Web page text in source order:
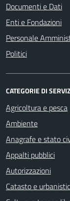
Documenti e Dati
Enti e Fondazioni
Personale
Politici
CATEGORIE DI
Agricoltura e pesca
Ambiente
Anagrafe e stato
Appalti pubblici
Autorizzazioni
Catasto e